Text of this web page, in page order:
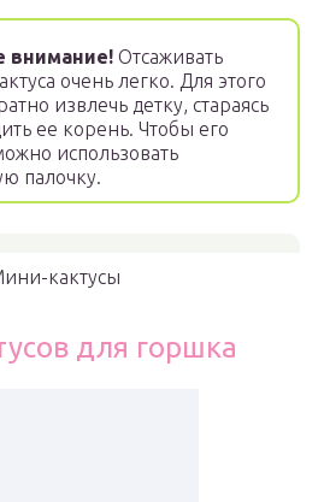
внимание! Отсаживать
очень легко. Для этого
извлечь детку, стараясь
ее корень. Чтобы его
использовать
палочку.
кактусы
для горшка